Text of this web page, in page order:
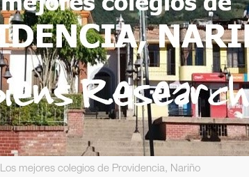
Los mejores colegios de Providencia, Nariño